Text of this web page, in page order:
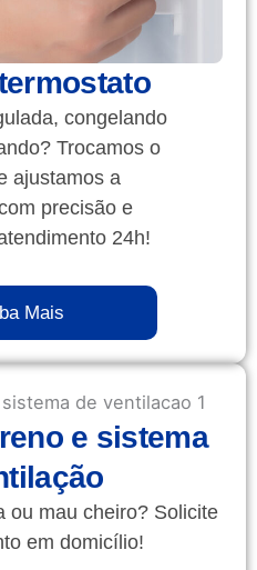
congelando
Trocamos o
ajustamos a
precisão e
24h!
Mais
e sistema
ou mau cheiro? Solicite
em domicílio!